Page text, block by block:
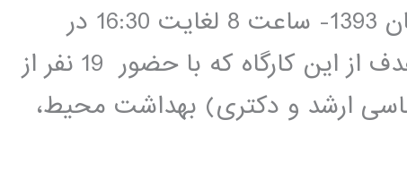
بهينه سازي در تاريخ 18 لغايت 20 آبان 1393- ساعت 8 لغايت 16:30 در
پژوهشکده محيط زيست برگزار شد.هدف از اين کارگاه که با حضور 19 نفر از
ارشد و دکتری) بهداشت محيط،